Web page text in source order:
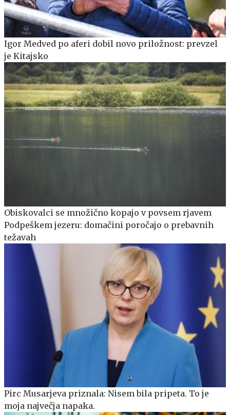
Igor Medved po aferi dobil novo priložnost: prevzel
je Kitajsko
Obiskovalci se množično kopajo v povsem rjavem
Podpeškem jezeru: domačini poročajo o prebavnih
težavah
Pirc Musarjeva priznala: Nisem bila pripeta. To je
moja največja napaka.